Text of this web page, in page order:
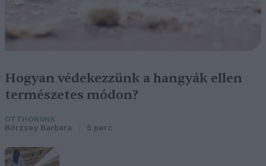
Hogyan védekezzünk a hangyák ellen
természetes módon?
OTTHONUNK
Börzsey Barbara 5 perc